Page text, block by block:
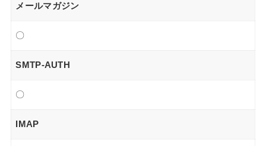
メールマガジン
〇
SMTP-AUTH
〇
IMAP